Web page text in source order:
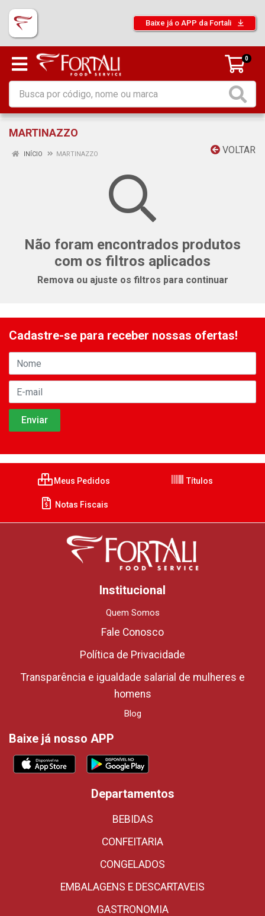
Baixe já o APP da Fortali
0
MARTINAZZO
VOLTAR
INÍCIO MARTINAZZO
Não foram encontrados produtos
com os filtros aplicados
Remova ou ajuste os filtros para continuar
Cadastre-se para receber nossas ofertas!
Meus Pedidos Títulos
Notas Fiscais
Institucional
Quem Somos
Fale Conosco
Política de Privacidade
Transparência e igualdade salarial de mulheres e
homens
Blog
Baixe já nosso APP
Departamentos
BEBIDAS
CONFEITARIA
CONGELADOS
EMBALAGENS E DESCARTAVEIS
GASTRONOMIA